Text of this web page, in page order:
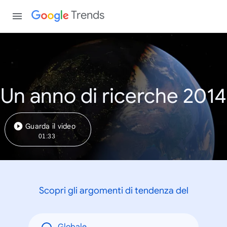
Trends
Un anno di ricerche 2014
Guarda il video
01:33
Scopri gli argomenti di tendenza del